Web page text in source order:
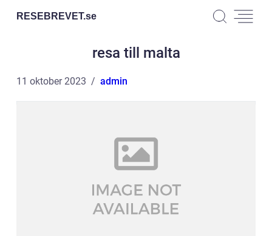
RESEBREVET.se
resa till malta
11 oktober 2023 admin